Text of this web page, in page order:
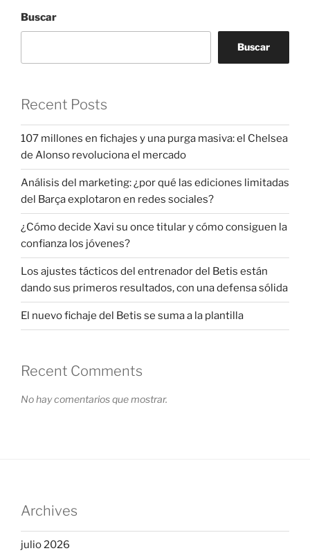
Buscar
Buscar
Recent Posts
107 millones en fichajes y una purga masiva: el Chelsea
de Alonso revoluciona el mercado
Análisis del marketing: ¿por qué las ediciones limitadas
del Barça explotaron en redes sociales?
¿Cómo decide Xavi su once titular y cómo consiguen la
confianza los jóvenes?
Los ajustes tácticos del entrenador del Betis están
dando sus primeros resultados, con una defensa sólida
El nuevo fichaje del Betis se suma a la plantilla
Recent Comments
No hay comentarios que mostrar.
Archives
julio 2026